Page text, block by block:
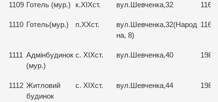
1109 Готель (мур.) к.ХІХст. вул.Шевченка,32 1167
1110 Готель(мур.) п.ХХст.
вул.Шевченка,32(Народ
на, 8)
1168
1111 Адмінбудинок
(мур.)
с. ХІХст. вул.Шевченка,40 1985
1112 Житловий
будинок
с. ХІХст. вул.Шевченка,44 1986